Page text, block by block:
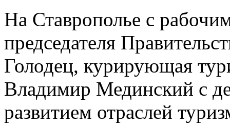
На Ставрополье с
председателя
Голодец, курирующая
Владимир Мединский с
развитием отраслей